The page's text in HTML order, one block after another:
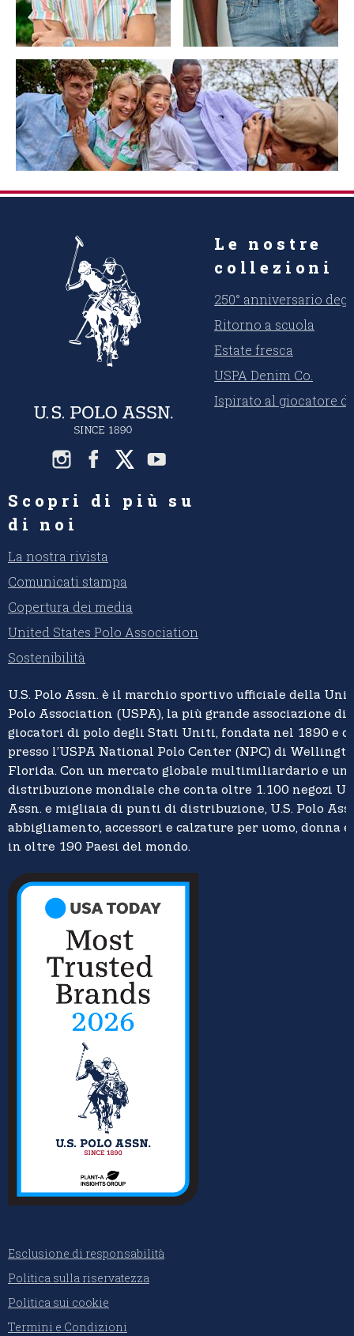
Le nostre
collezioni
250° anniversario
Ritorno a scuola
Estate fresca
USPA Denim Co.
Ispirato al giocatore
Scopri di più su
di noi
La nostra rivista
Comunicati stampa
Copertura dei media
United States Polo Association
Sostenibilità
U.S. Polo Assn. è il marchio sportivo ufficiale della
Polo Association (USPA), la più grande associazione di
giocatori di polo degli Stati Uniti, fondata nel 1890 e
presso l’USPA National Polo Center (NPC) di
Florida. Con un mercato globale multimiliardario e
distribuzione mondiale che conta oltre 1.100 negozi
Assn. e migliaia di punti di distribuzione, U.S. Polo
abbigliamento, accessori e calzature per uomo, donna
in oltre 190 Paesi del mondo.
Esclusione di responsabilità
Politica sulla riservatezza
Politica sui cookie
Termini e Condizioni